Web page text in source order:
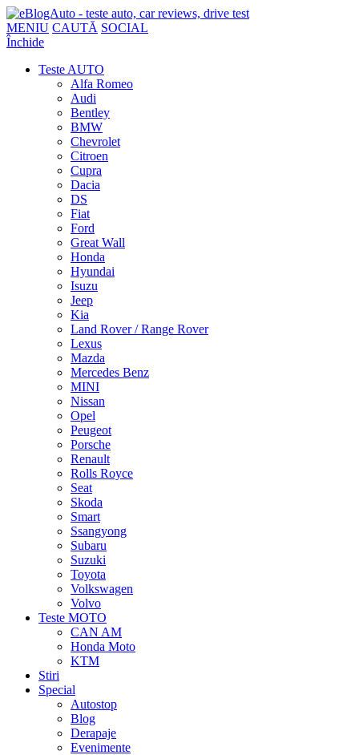
MENIU CAUTĂ SOCIAL
Închide
Teste AUTO
Alfa Romeo
Audi
Bentley
BMW
Chevrolet
Citroen
Cupra
Dacia
DS
Fiat
Ford
Great Wall
Honda
Hyundai
Isuzu
Jeep
Kia
Land Rover / Range Rover
Lexus
Mazda
Mercedes Benz
MINI
Nissan
Opel
Peugeot
Porsche
Renault
Rolls Royce
Seat
Skoda
Smart
Ssangyong
Subaru
Suzuki
Toyota
Volkswagen
Volvo
Teste MOTO
CAN AM
Honda Moto
KTM
Stiri
Special
Autostop
Blog
Derapaje
Evenimente